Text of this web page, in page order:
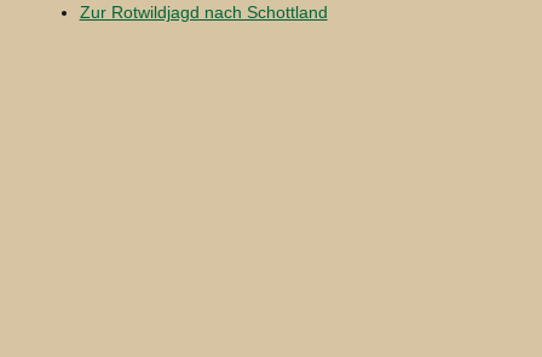
Zur Rotwildjagd nach Schottland